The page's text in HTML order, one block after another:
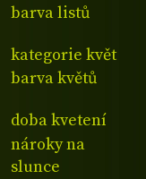
barva listů
kategorie květ
barva květů
doba kvetení
nároky na
slunce